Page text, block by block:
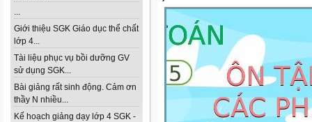
...
Giới thiệu SGK Giáo dục thể chất
lớp 4...
Tài liệu phục vụ bồi dưỡng GV
sử dụng SGK...
Bài giảng rất sinh động. Cảm ơn
thầy N nhiều...
Kế hoạch giảng dạy lớp 4 SGK -